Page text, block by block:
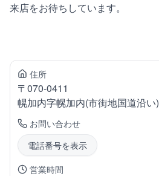
来店をお待ちしています。
住所
〒070-0411
幌加内字幌加内(市街地国道沿い)
お問い合わせ
電話番号を表示
営業時間